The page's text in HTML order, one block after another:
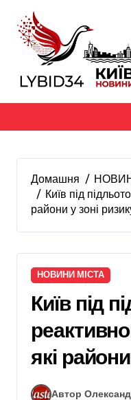
вмісту
Домашня
Київ під
райони у зоні
НОВИНИ МІСТА
Київ під
які
Автор